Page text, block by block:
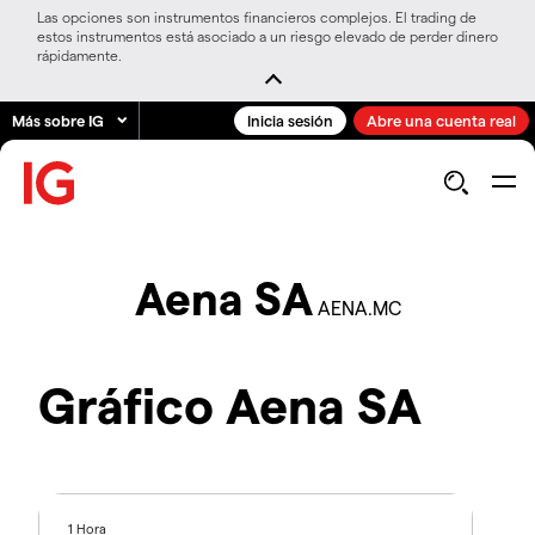
Las opciones son instrumentos financieros complejos. El trading de
estos instrumentos está asociado a un riesgo elevado de perder dinero
rápidamente.
Más sobre IG Inicia sesión Abre una cuenta real
Aena SA AENA.MC
Gráfico Aena SA
1 Hora